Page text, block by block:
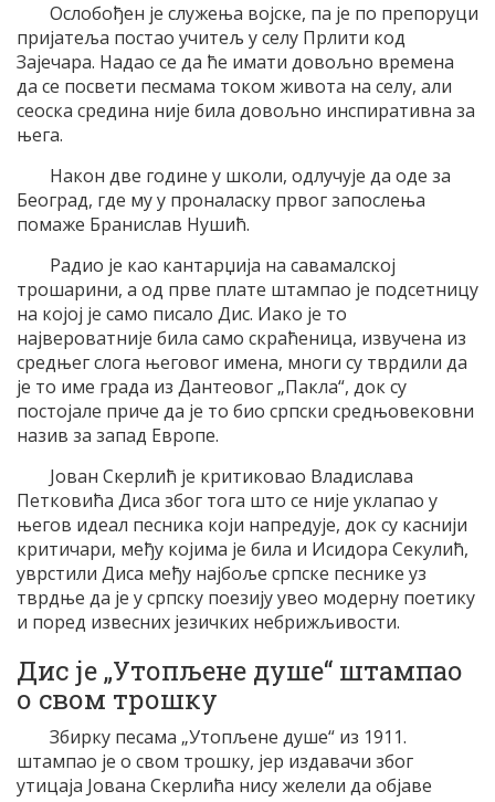
Ослобођен је служења војске, па је по препоруци
пријатеља постао учитељ у селу Прлити код
Зајечара. Надао се да ће имати довољно времена
да се посвети песмама током живота на селу, али
сеоска средина није била довољно инспиративна за
њега.
Након две године у школи, одлучује да оде за
Београд, где му у проналаску првог запослења
помаже Бранислав Нушић.
Радио је као кантарџија на савамалској
трошарини, а од прве плате штампао је подсетницу
на којој је само писало Дис. Иако је то
највероватније била само скраћеница, извучена из
средњег слога његовог имена, многи су тврдили да
је то име града из Дантеовог „Пакла“, док су
постојале приче да је то био српски средњовековни
назив за запад Европе.
Јован Скерлић је критиковао Владислава
Петковића Диса због тога што се није уклапао у
његов идеал песника који напредује, док су каснији
критичари, међу којима је била и Исидора Секулић,
уврстили Диса међу најбоље српске песнике уз
тврдње да је у српску поезију увео модерну поетику
и поред извесних језичких небрижљивости.
Дис је „Утопљене душе“ штампао
о свом трошку
Збирку песама „Утопљене душе“ из 1911.
штампао је о свом трошку, јер издавачи због
утицаја Јована Скерлића нису желели да објаве